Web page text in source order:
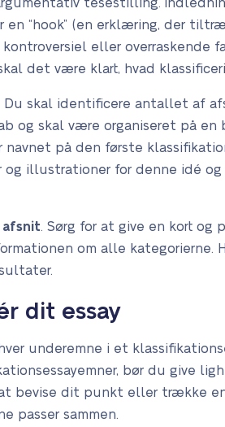
tesestilling.
en “hook” (en erklæring, der
eller overraskende
det være klart, hvad
Du skal identificere antallet af
og skal være organiseret på
navnet på den første
og illustrationer for denne idé
. Sørg for at give en kort og
om alle kategorierne.
dit essay
underemne i et
bør du give
bevise dit punkt eller trække
passer sammen.